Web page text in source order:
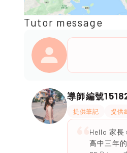
Tutor message
導師編號
提供筆記 提供
Hello 家長
高中三年